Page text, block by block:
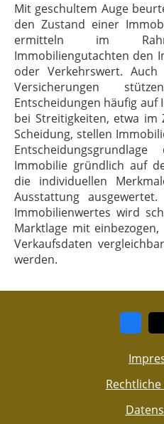
Mit geschultem Auge
den Zustand einer
ermitteln im
Immobiliengutachten den
oder Verkehrswert.
Versicherungen
Entscheidungen häufig
bei Streitigkeiten, etwa im
Scheidung, stellen
Immobilie gründlich auf
die individuellen
Ausstattung
Immobilienwertes wird
Marktlage mit
Verkaufsdaten
werden.